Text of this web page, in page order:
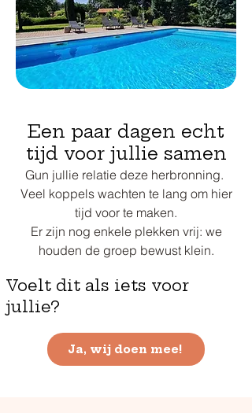
Een paar dagen echt
tijd voor jullie samen
Gun jullie relatie deze herbronning.
Veel koppels wachten te lang om hier
tijd voor te maken.
Er zijn nog enkele plekken vrij: we
houden de groep bewust klein.
Voelt dit als iets voor
jullie?
Ja, wij doen mee!